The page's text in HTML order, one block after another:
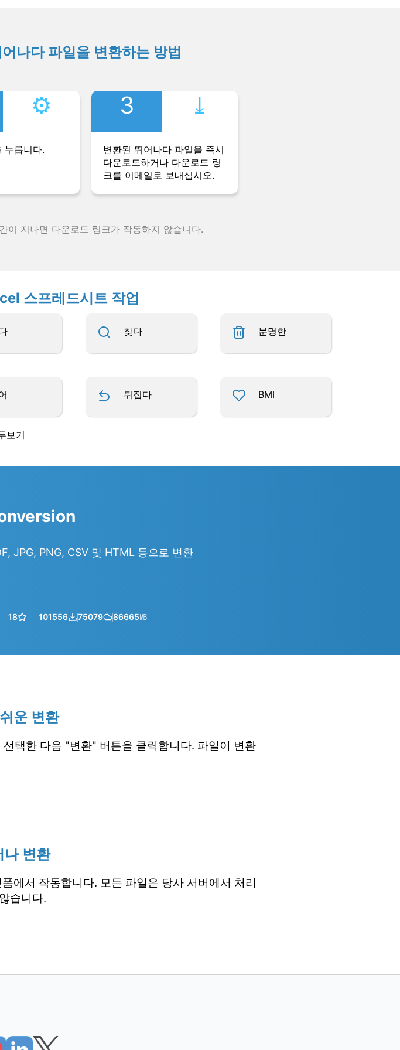
나다 파일을 변환하는 방법
⚙︎
누릅니다.
3 ⤓︎
변환된 뛰어나다 파일을 즉시
다운로드하거나 다운로드 링
크를 이메일로 보내십시오.
이 지나면 다운로드 링크가 작동하지 않습니다.
스프레드시트 작업
찾다 분명한
뒤집다 BMI
보기
JPG, PNG, CSV 및 HTML 등으로 변환
18 101556 75079 86665㎆︎
운 변환
택한 다음 "변환" 버튼을 클릭합니다. 파일이 변환
나 변환
에서 작동합니다. 모든 파일은 당사 서버에서 처리
습니다.